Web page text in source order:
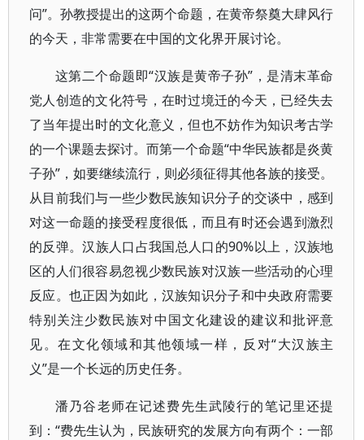
问”。孙教授提出的这两个命题，在黄帝祭奠大肆风行
的今天，非常需要在中国的文化界开展讨论。
这第二个命题即“汉族是黄帝子孙”，是清末革命
党人创造的文化符号，在时过境迁的今天，已经失去
了当年提出时的文化意义，但也不妨作为知识考古学
的一个课题去探讨。而第一个命题“中华民族都是炎黄
子孙”，如要继续流行，则必须征得其他各族的接受。
从目前我们与一些少数民族知识分子的交谈中，感到
对这一命题的接受程度很低，而且有时还会遇到激烈
的反弹。汉族人口占我国总人口的90%以上，汉族地
区的人们很容易忽视少数民族对汉族一些活动的心理
反应。也正因为如此，汉族知识分子和中央政府需要
特别关注少数民族对中国文化建设的建议和批评意
见。在文化领域和其他领域一样，反对“大汉族主
义”是一个长远的历史任务。
潘乃谷老师在记述费先生武陵行的笔记里还提
到：“费先生认为，民族研究的发展方向有两个：一部